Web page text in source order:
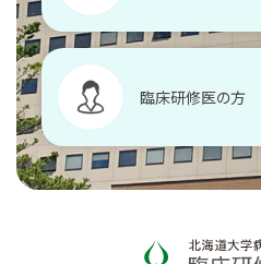
臨床研修医の方